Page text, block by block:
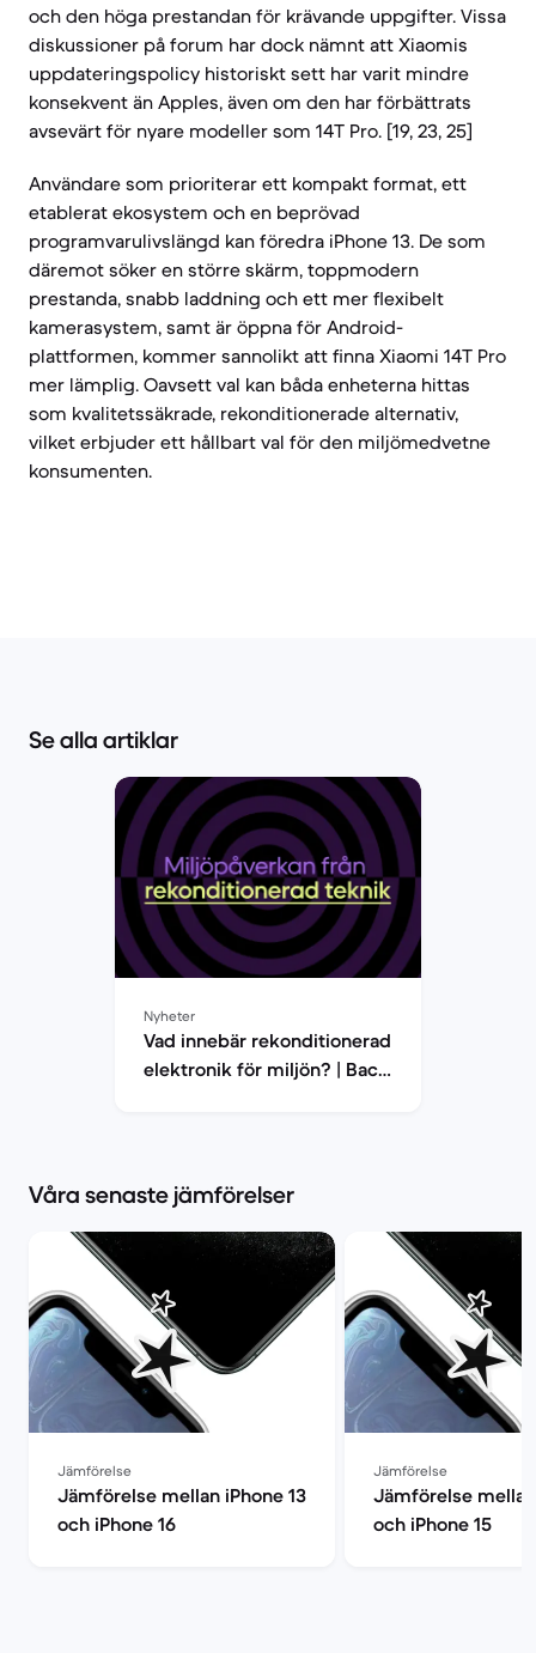
och den höga prestandan för krävande uppgifter. Vissa
diskussioner på forum har dock nämnt att Xiaomis
uppdateringspolicy historiskt sett har varit mindre
konsekvent än Apples, även om den har förbättrats
avsevärt för nyare modeller som 14T Pro. [19, 23, 25]
Användare som prioriterar ett kompakt format, ett
etablerat ekosystem och en beprövad
programvarulivslängd kan föredra iPhone 13. De som
däremot söker en större skärm, toppmodern
prestanda, snabb laddning och ett mer flexibelt
kamerasystem, samt är öppna för Android-
plattformen, kommer sannolikt att finna Xiaomi 14T Pro
mer lämplig. Oavsett val kan båda enheterna hittas
som kvalitetssäkrade, rekonditionerade alternativ,
vilket erbjuder ett hållbart val för den miljömedvetne
konsumenten.
Se alla artiklar
Nyheter
Vad innebär rekonditionerad
elektronik för miljön? | Back
Våra senaste jämförelser
Jämförelse
Jämförelse mellan iPhone 13
och iPhone 16
Jämförelse
Jämförelse mellan
och iPhone 15